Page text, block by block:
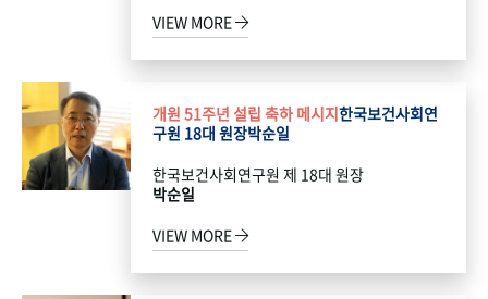
VIEW MORE
개원 51주년 설립 축하 메시지한국보건사회연
구원 18대 원장박순일
한국보건사회연구원 제 18대 원장
박순일
VIEW MORE